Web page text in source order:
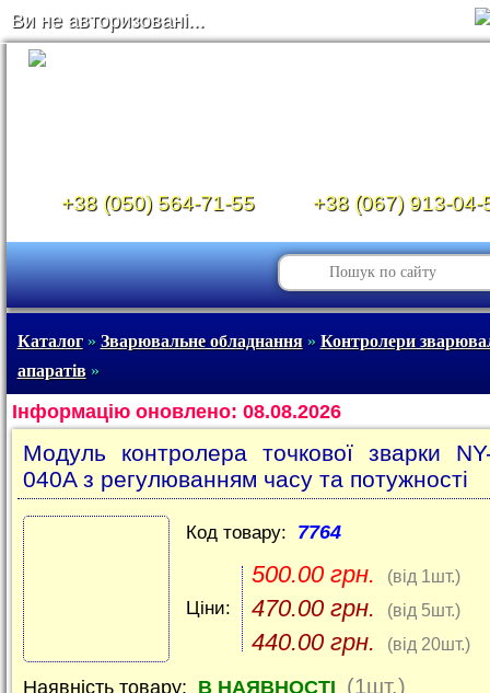
Ви не авторизовані...
+38 (050) 564-71-55 +38 (067) 913-04-
Каталог» Зварювальне обладнання» Контролери
апаратів»
Інформацію оновлено: 08.08.2026
Модуль контролера точкової зварки
040A з регулюванням часу та потужності
Код товару: 7764
Ціни:
500.00 грн. (від 1шт.)
470.00 грн. (від 5шт.)
440.00 грн. (від 20шт.)
Наявність товару: В НАЯВНОСТІ (1шт.)